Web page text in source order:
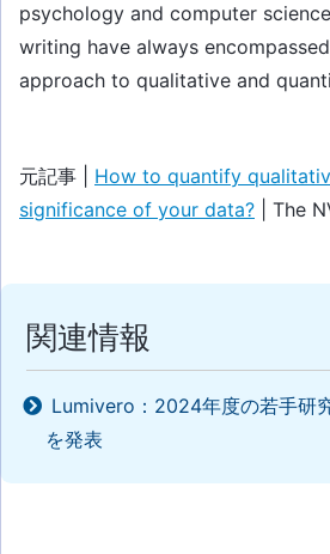
psychology and computer
writing have always
approach to qualitative and
元記事 | How to quantify
significance of your data? | The
関連情報
Lumivero：2024年度の若手研
を発表